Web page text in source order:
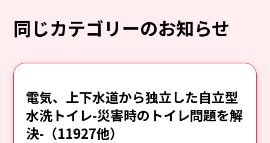
同じカテゴリーのお知らせ
電気、上下水道から独立した自立型
水洗トイレ-災害時のトイレ問題を解
決-（11927他）